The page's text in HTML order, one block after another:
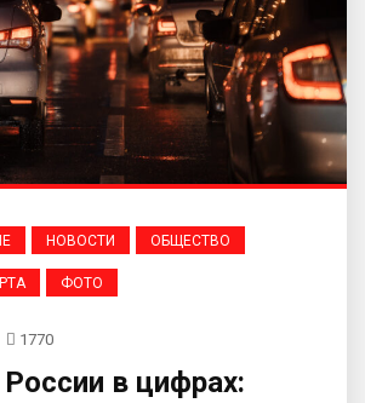
НОВОСТИ ОБЩЕСТВО
ФОТО
1770
в цифрах: